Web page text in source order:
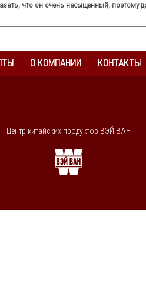
что он очень насыщенный, поэтому
О КОМПАНИИ КОНТАКТЫ
Центр китайских продуктов ВЭЙ ВАН